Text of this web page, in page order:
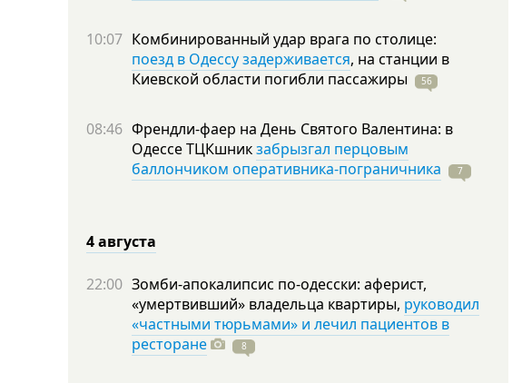
10:07 Комбинированный удар врага по столице:
поезд в Одессу задерживается, на станции в
Киевской области погибли пассажиры 56
08:46 Френдли-фаер на День Святого Валентина: в
Одессе ТЦКшникзабрызгал перцовым
баллончиком оперативника-пограничника
7
4 августа
22:00 Зомби-апокалипсис по-одесски: аферист,
«умертвивший» владельца квартиры, руководил
«частными тюрьмами» и лечил пациентов в
ресторане
8